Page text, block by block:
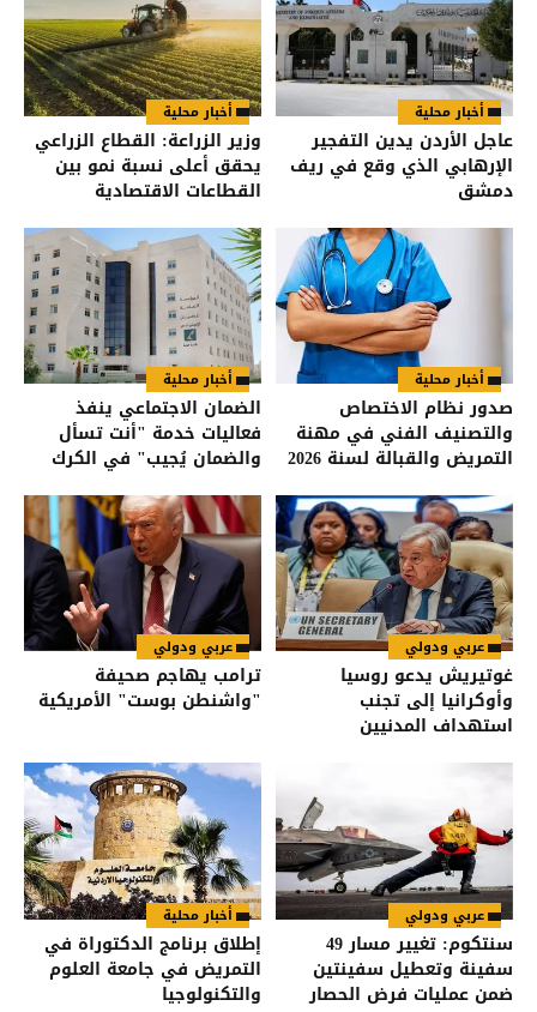
أخبار محلية
عاجل الأردن يدين التفجير
الإرهابي الذي وقع في ريف
دمشق
أخبار محلية
وزير الزراعة: القطاع الزراعي
يحقق أعلى نسبة نمو بين
القطاعات الاقتصادية
أخبار محلية
صدور نظام الاختصاص
والتصنيف الفني في مهنة
التمريض والقبالة لسنة 2026
أخبار محلية
الضمان الاجتماعي ينفذ
فعاليات خدمة "أنت تسأل
والضمان يُجيب" في الكرك
عربي ودولي
غوتيريش يدعو روسيا
وأوكرانيا إلى تجنب
استهداف المدنيين
عربي ودولي
ترامب يهاجم صحيفة
"واشنطن بوست" الأمريكية
عربي ودولي
سنتكوم: تغيير مسار 49
سفينة وتعطيل سفينتين
ضمن عمليات فرض الحصار
أخبار محلية
إطلاق برنامج الدكتوراة في
التمريض في جامعة العلوم
والتكنولوجيا